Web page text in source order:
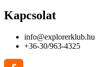
Kapcsolat
info@explorerklub.hu
+36-30/963-4325